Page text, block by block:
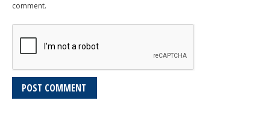
comment.
POST COMMENT